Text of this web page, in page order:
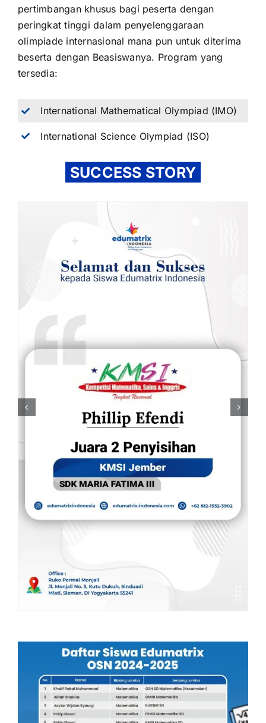
pertimbangan khusus bagi peserta dengan
peringkat tinggi dalam penyelenggaraan
olimpiade internasional mana pun untuk diterima
beserta dengan Beasiswanya. Program yang
tersedia:
International Mathematical Olympiad (IMO)
International Science Olympiad (ISO)
SUCCESS STORY